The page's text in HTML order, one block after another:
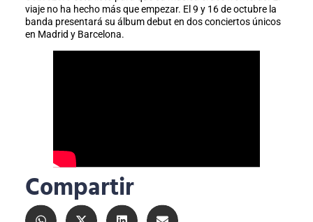
viaje no ha hecho más que empezar. El 9 y 16 de octubre la
banda presentará su álbum debut en dos conciertos únicos
en Madrid y Barcelona.
Compartir